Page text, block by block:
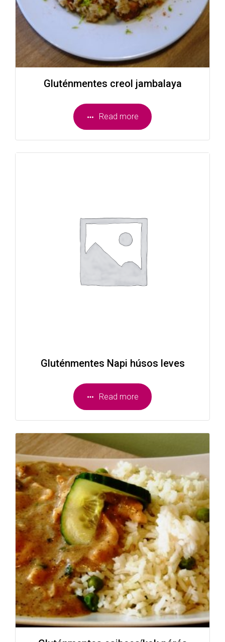
Gluténmentes creol jambalaya
Read more
Gluténmentes Napi húsos leves
Read more